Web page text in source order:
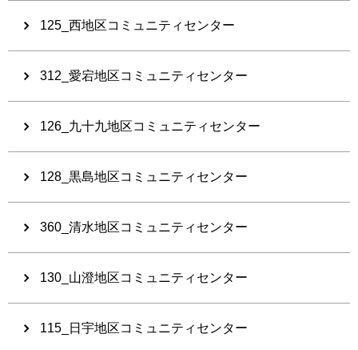
125_西地区コミュニティセンター
312_愛宕地区コミュニティセンター
126_九十九地区コミュニティセンター
128_黒島地区コミュニティセンター
360_清水地区コミュニティセンター
130_山澄地区コミュニティセンター
115_日宇地区コミュニティセンター